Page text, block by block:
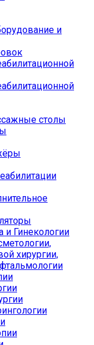
и
столы
и Гинекологии
хирургии,